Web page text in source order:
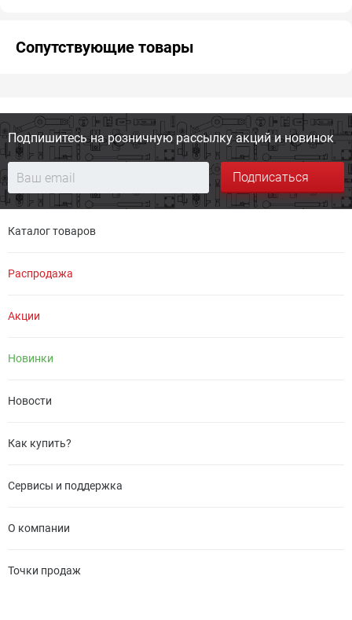
Сопутствующие товары
Подпишитесь на розничную рассылку акций и новинок
Подписаться
Каталог товаров
Распродажа
Акции
Новинки
Новости
Как купить?
Сервисы и поддержка
О компании
Точки продаж